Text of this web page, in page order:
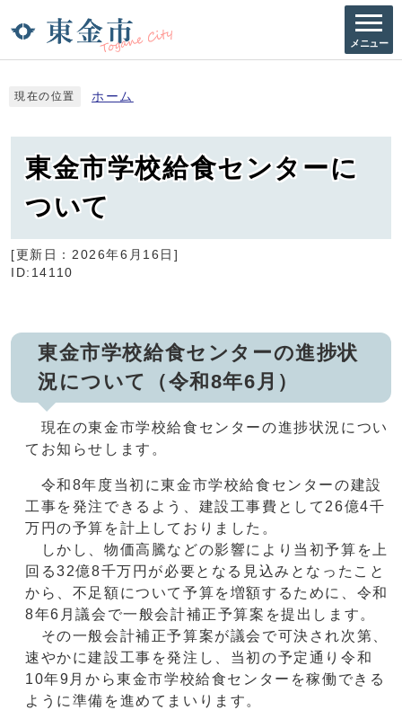
メニュー
現在の位置 ホーム
東金市学校給食センターに
ついて
[更新日： 2026年6月16日 ]
ID:14110
東金市学校給食センターの進捗状
況について（令和8年6月）
現在の東金市学校給食センターの進捗状況につい
てお知らせします。
令和8年度当初に東金市学校給食センターの建設
工事を発注できるよう、建設工事費として26億4千
万円の予算を計上しておりました。
しかし、物価高騰などの影響により当初予算を上
回る32億8千万円が必要となる見込みとなったこと
から、不足額について予算を増額するために、令和
8年6月議会で一般会計補正予算案を提出します。
その一般会計補正予算案が議会で可決され次第、
速やかに建設工事を発注し、当初の予定通り令和
10年9月から東金市学校給食センターを稼働できる
ように準備を進めてまいります。